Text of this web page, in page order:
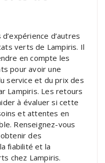
d’autres
verts de Lampiris. Il
en compte les
pour avoir une
service et du prix des
Lampiris. Les retours
à évaluer si cette
et attentes en
Renseignez-vous
des
fiabilité et la
chez Lampiris.